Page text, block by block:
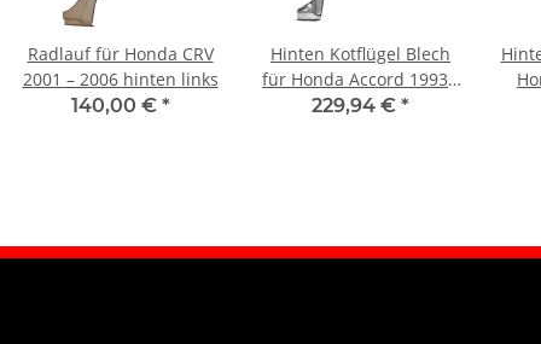
Radlauf für Honda CRV
2001 – 2006 hinten links
140,00 € *
Hinten Kotflügel Blech
für Honda Accord 1993 -
1998 links
229,94 € *